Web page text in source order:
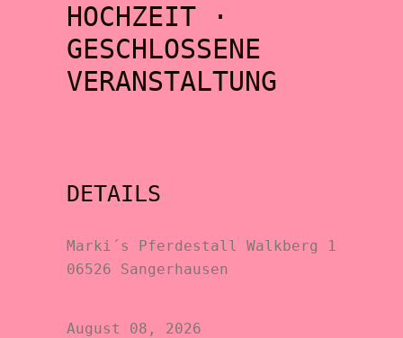
HOCHZEIT ·
GESCHLOSSENE
VERANSTALTUNG
DETAILS
Marki´s Pferdestall Walkberg 1
06526 Sangerhausen
August 08, 2026